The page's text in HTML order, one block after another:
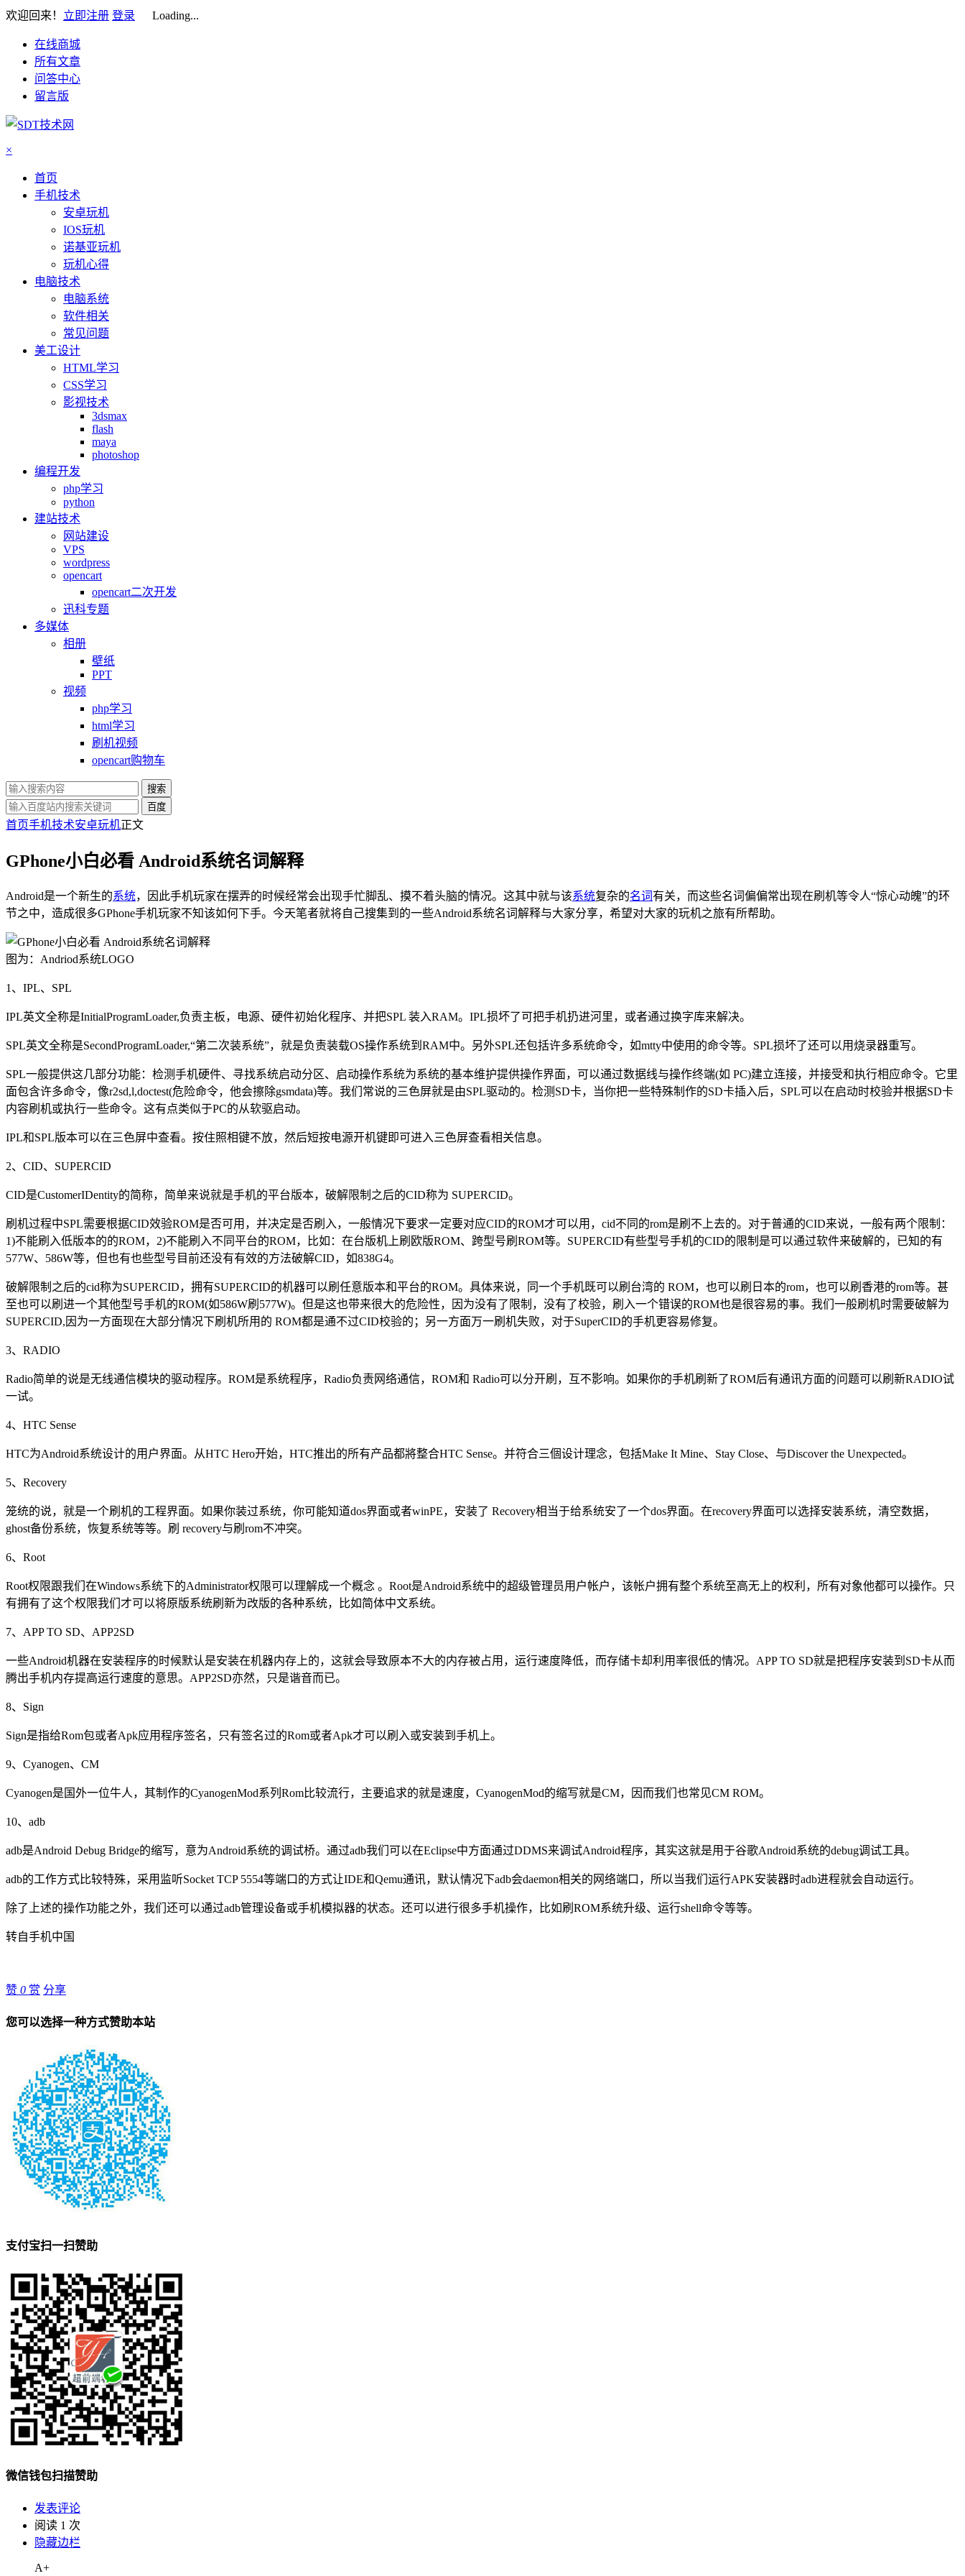
欢迎回来！ 立即注册 登录 Loading...
在线商城
所有文章
问答中心
留言版
×
首页
手机技术
安卓玩机
IOS玩机
诺基亚玩机
玩机心得
电脑技术
电脑系统
软件相关
常见问题
美工设计
HTML学习
CSS学习
影视技术
3dsmax
flash
maya
photoshop
编程开发
php学习
python
建站技术
网站建设
VPS
wordpress
opencart
opencart二次开发
迅科专题
多媒体
相册
壁纸
PPT
视频
php学习
html学习
刷机视频
opencart购物车
搜索
百度
首页手机技术安卓玩机正文
GPhone小白必看 Android系统名词解释
Android是一个新生的系统，因此手机玩家在摆弄的时候经常会出现手忙脚乱、摸不着头脑的情况。这其中就与该系统复杂的名词有关，而这些名词偏偏常出现在刷机等令人“惊心动魄”的环
节之中，造成很多GPhone手机玩家不知该如何下手。今天笔者就将自己搜集到的一些Android系统名词解释与大家分享，希望对大家的玩机之旅有所帮助。
图为：Andriod系统LOGO
1、IPL、SPL
IPL英文全称是InitialProgramLoader,负责主板，电源、硬件初始化程序、并把SPL 装入RAM。IPL损坏了可把手机扔进河里，或者通过换字库来解决。
SPL英文全称是SecondProgramLoader,“第二次装系统”，就是负责装载OS操作系统到RAM中。另外SPL还包括许多系统命令，如mtty中使用的命令等。SPL损坏了还可以用烧录器重写。
SPL一般提供这几部分功能：检测手机硬件、寻找系统启动分区、启动操作系统为系统的基本维护提供操作界面，可以通过数据线与操作终端(如 PC)建立连接，并接受和执行相应命令。它里
面包含许多命令，像r2sd,l,doctest(危险命令，他会擦除gsmdata)等。我们常说的三色屏就是由SPL驱动的。检测SD卡，当你把一些特殊制作的SD卡插入后，SPL可以在启动时校验并根据SD卡
内容刷机或执行一些命令。这有点类似于PC的从软驱启动。
IPL和SPL版本可以在三色屏中查看。按住照相键不放，然后短按电源开机键即可进入三色屏查看相关信息。
2、CID、SUPERCID
CID是CustomerIDentity的简称，简单来说就是手机的平台版本，破解限制之后的CID称为 SUPERCID。
刷机过程中SPL需要根据CID效验ROM是否可用，并决定是否刷入，一般情况下要求一定要对应CID的ROM才可以用，cid不同的rom是刷不上去的。对于普通的CID来说，一般有两个限制：
1)不能刷入低版本的的ROM，2)不能刷入不同平台的ROM，比如：在台版机上刷欧版ROM、跨型号刷ROM等。SUPERCID有些型号手机的CID的限制是可以通过软件来破解的，已知的有
577W、586W等，但也有也些型号目前还没有有效的方法破解CID，如838G4。
破解限制之后的cid称为SUPERCID，拥有SUPERCID的机器可以刷任意版本和平台的ROM。具体来说，同一个手机既可以刷台湾的 ROM，也可以刷日本的rom，也可以刷香港的rom等。甚
至也可以刷进一个其他型号手机的ROM(如586W刷577W)。但是这也带来很大的危险性，因为没有了限制，没有了校验，刷入一个错误的ROM也是很容易的事。我们一般刷机时需要破解为
SUPERCID,因为一方面现在大部分情况下刷机所用的 ROM都是通不过CID校验的；另一方面万一刷机失败，对于SuperCID的手机更容易修复。
3、RADIO
Radio简单的说是无线通信模块的驱动程序。ROM是系统程序，Radio负责网络通信，ROM和 Radio可以分开刷，互不影响。如果你的手机刷新了ROM后有通讯方面的问题可以刷新RADIO试
一试。
4、HTC Sense
HTC为Android系统设计的用户界面。从HTC Hero开始，HTC推出的所有产品都將整合HTC Sense。并符合三個设计理念，包括Make It Mine、Stay Close、与Discover the Unexpected。
5、Recovery
笼统的说，就是一个刷机的工程界面。如果你装过系统，你可能知道dos界面或者winPE，安装了 Recovery相当于给系统安了一个dos界面。在recovery界面可以选择安装系统，清空数据，
ghost备份系统，恢复系统等等。刷 recovery与刷rom不冲突。
6、Root
Root权限跟我们在Windows系统下的Administrator权限可以理解成一个概念 。Root是Android系统中的超级管理员用户帐户，该帐户拥有整个系统至高无上的权利，所有对象他都可以操作。只
有拥有了这个权限我们才可以将原版系统刷新为改版的各种系统，比如简体中文系统。
7、APP TO SD、APP2SD
一些Android机器在安装程序的时候默认是安装在机器内存上的，这就会导致原本不大的内存被占用，运行速度降低，而存储卡却利用率很低的情况。APP TO SD就是把程序安装到SD卡从而
腾出手机内存提高运行速度的意思。APP2SD亦然，只是谐音而已。
8、Sign
Sign是指给Rom包或者Apk应用程序签名，只有签名过的Rom或者Apk才可以刷入或安装到手机上。
9、Cyanogen、CM
Cyanogen是国外一位牛人，其制作的CyanogenMod系列Rom比较流行，主要追求的就是速度，CyanogenMod的缩写就是CM，因而我们也常见CM ROM。
10、adb
adb是Android Debug Bridge的缩写，意为Android系统的调试桥。通过adb我们可以在Eclipse中方面通过DDMS来调试Android程序，其实这就是用于谷歌Android系统的debug调试工具。
adb的工作方式比较特殊，采用监听Socket TCP 5554等端口的方式让IDE和Qemu通讯，默认情况下adb会daemon相关的网络端口，所以当我们运行APK安装器时adb进程就会自动运行。
除了上述的操作功能之外，我们还可以通过adb管理设备或手机模拟器的状态。还可以进行很多手机操作，比如刷ROM系统升级、运行shell命令等等。
转自手机中国
赞 0 赏 分享
您可以选择一种方式赞助本站
支付宝扫一扫赞助
微信钱包扫描赞助
发表评论
阅读 1 次
隐藏边栏
A+